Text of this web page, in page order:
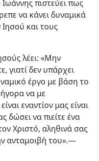
βγάζει πονηρά
πιστεύει πως
να κάνει δυναμικά
και τους
λέει: «Μην
γιατί δεν υπάρχει
έργο με βάση το
να με
εναντίον μας είναι
δώσει να πιείτε ένα
Χριστό, αληθινά σας
ανταμοιβή του».​—